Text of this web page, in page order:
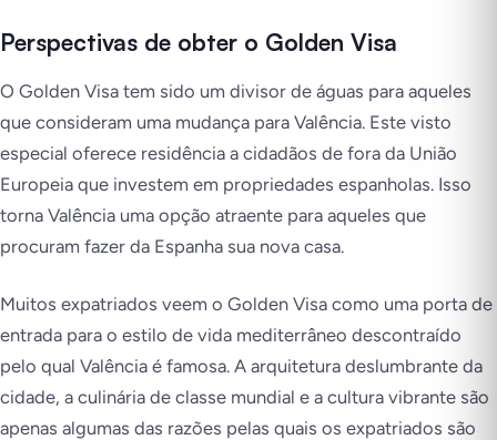
Perspectivas de obter o Golden Visa
O Golden Visa tem sido um divisor de águas para aqueles
que consideram uma mudança para Valência. Este visto
especial oferece residência a cidadãos de fora da União
Europeia que investem em propriedades espanholas. Isso
torna Valência uma opção atraente para aqueles que
procuram fazer da Espanha sua nova casa.
Muitos expatriados veem o Golden Visa como uma porta de
entrada para o estilo de vida mediterrâneo descontraído
pelo qual Valência é famosa. A arquitetura deslumbrante da
cidade, a culinária de classe mundial e a cultura vibrante são
apenas algumas das razões pelas quais os expatriados são